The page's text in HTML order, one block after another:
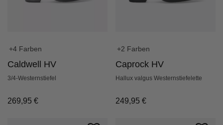
+4 Farben
Caldwell HV
3/4-Westernstiefel
269,95 €
+2 Farben
Caprock HV
Hallux valgus Westernstiefelette
249,95€